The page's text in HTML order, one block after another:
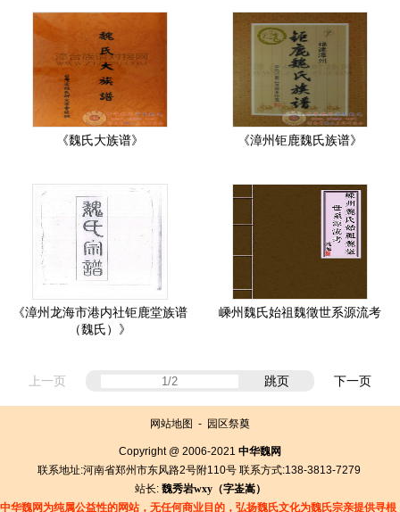
《魏氏大族谱》 《漳州钜鹿魏氏族谱》
《漳州龙海市港内社钜鹿堂族谱
（魏氏）》
嵊州魏氏始祖魏徵世系源流考
上一页 跳页 下一页
网站地图 - 园区祭奠
Copyright @ 2006-2021 中华魏网
联系地址:河南省郑州市东风路2号附110号 联系方式:138-3813-7279
站长: 魏秀岩wxy（字崟嵩）
中华魏网为纯属公益性的网站，无任何商业目的，弘扬魏氏文化为魏氏宗亲提供寻根